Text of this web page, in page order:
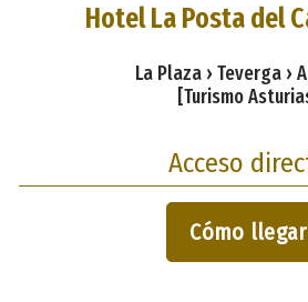
Hotel La Posta del
La Plaza › Teverga ›
[Turismo
Acceso
Cómo llegar